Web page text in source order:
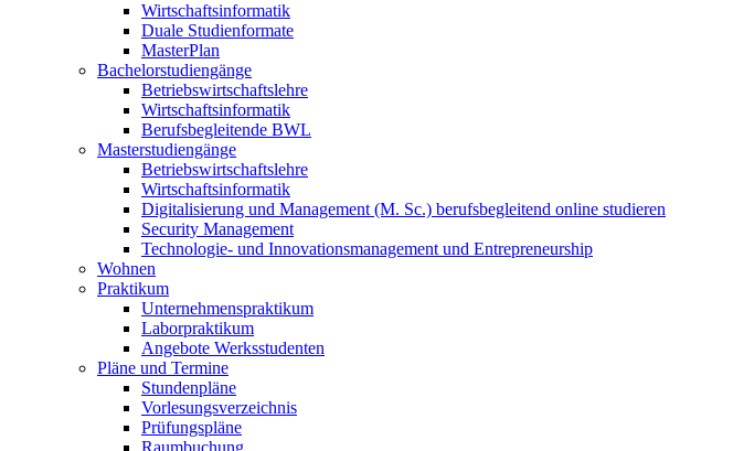
Wirtschaftsinformatik
Duale Studienformate
MasterPlan
Bachelorstudiengänge
Betriebswirtschaftslehre
Wirtschaftsinformatik
Berufsbegleitende BWL
Masterstudiengänge
Betriebswirtschaftslehre
Wirtschaftsinformatik
Digitalisierung und Management (M. Sc.) berufsbegleitend online studieren
Security Management
Technologie- und Innovationsmanagement und Entrepreneurship
Wohnen
Praktikum
Unternehmenspraktikum
Laborpraktikum
Angebote Werksstudenten
Pläne und Termine
Stundenpläne
Vorlesungsverzeichnis
Prüfungspläne
Raumbuchung